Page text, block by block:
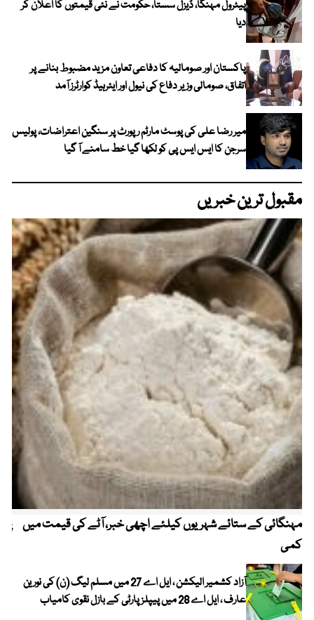
پیٹرول مہنگا، ڈیزل سستا، حکومت نے نئی قیمتوں کا اعلان کر
دیا
پاکستان اور صومالیہ کا دفاعی تعاون مزید مضبوط بنانے پر
اتفاق، صومالی وزیر دفاع کی نیول اور ایئرہیڈ کوارٹرز آمد
میر رضا علی کی پوسٹ مارٹم رپورٹ پر سنگین اعتراضات، پولیس
سرجن کا ایس ایس پی کو لکھا گیا خط سامنے آ گیا
مقبول ترین خبریں
مہنگائی کے ستائے شہریوں کیلئے اچھی خبر، آٹے کی قیمت میں
کمی
آزاد کشمیر الیکشن ، ایل اے 27 میں مسلم لیگ (ن) کی نورین
عارف ، ایل اے 28 میں پیپلز پارٹی کے بازل نقوی کامیاب